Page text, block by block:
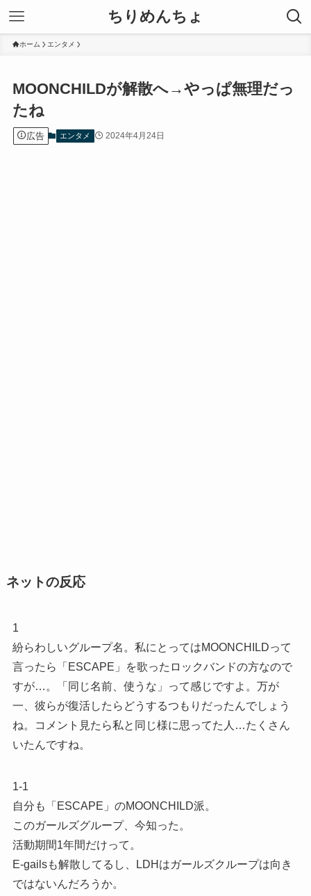
ちりめんちょ
ホーム エンタメ
MOONCHILDが解散へ→やっぱ無理だっ
たね
広告 エンタメ 2024年4月24日
ネットの反応
1
紛らわしいグループ名。私にとってはMOONCHILDって
言ったら「ESCAPE」を歌ったロックバンドの方なので
すが…。「同じ名前、使うな」って感じですよ。万が
一、彼らが復活したらどうするつもりだったんでしょう
ね。コメント見たら私と同じ様に思ってた人…たくさん
いたんですね。
1-1
自分も「ESCAPE」のMOONCHILD派。
このガールズグループ、今知った。
活動期間1年間だけって。
E-gailsも解散してるし、LDHはガールズクループは向き
ではないんだろうか。